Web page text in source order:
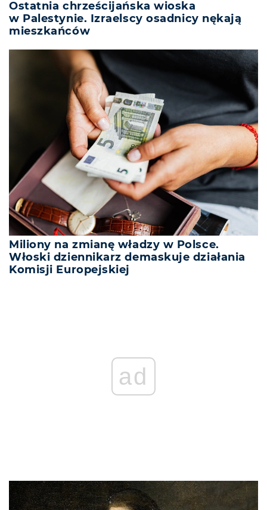
Ostatnia chrześcijańska wioska
w Palestynie. Izraelscy osadnicy nękają
mieszkańców
Miliony na zmianę władzy w Polsce.
Włoski dziennikarz demaskuje działania
Komisji Europejskiej
ad